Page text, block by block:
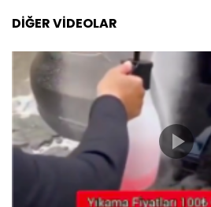
DIĞER VIDEOLAR